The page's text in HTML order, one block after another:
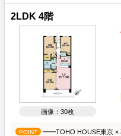
2LDK 4階
画像：30枚
POINT
━━TOHO HOUSE東京 × 不動産